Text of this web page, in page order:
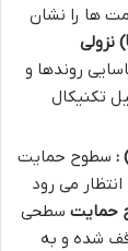
ها را نشان
نزولی
روندها و
تکنیکال
: سطوح حمایت
می رود
حمایت سطحی
شده و به